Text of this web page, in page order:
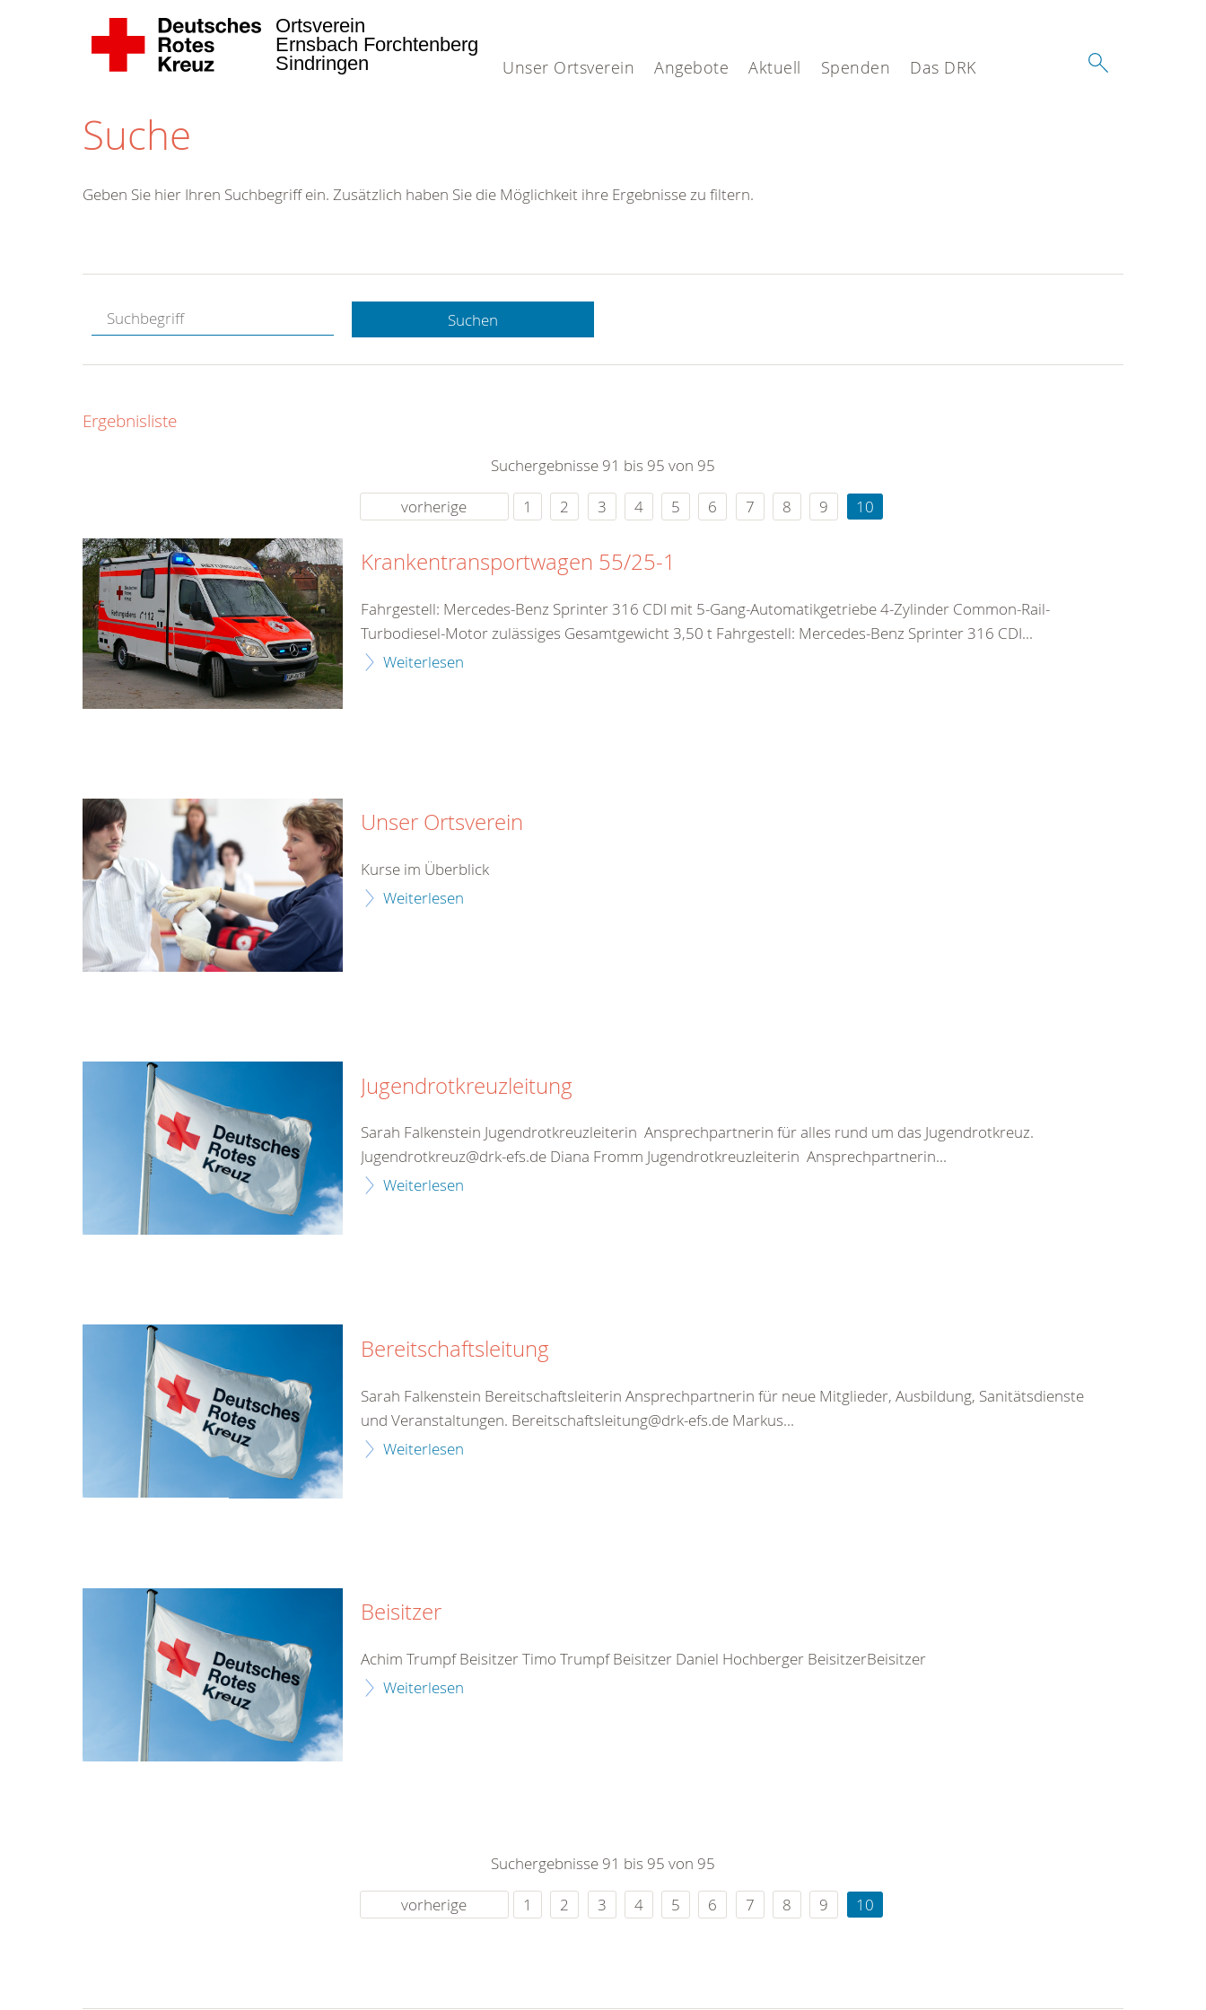
Unser Ortsverein Angebote Aktuell Spenden Das DRK
Ortsverein
Ernsbach Forchtenberg
Sindringen
Suche
Hotline.
gerne.
rund um die Uhr
Geben Sie hier Ihren Suchbegriff ein. Zusätzlich haben Sie die Möglichkeit ihre Ergebnisse zu filtern.
Suchen
Ergebnisliste
Suchergebnisse 91 bis 95 von 95
vorherige
1 2 3 4 5 6 7 8 9 10
Krankentransportwagen 55/25-1
Fahrgestell: Mercedes-Benz Sprinter 316 CDI mit 5-Gang-Automatikgetriebe 4-Zylinder Common-Rail-
Turbodiesel-Motor zulässiges Gesamtgewicht 3,50 t Fahrgestell: Mercedes-Benz Sprinter 316 CDI...
Weiterlesen
Unser Ortsverein
Kurse im Überblick
Weiterlesen
Jugendrotkreuzleitung
Sarah Falkenstein Jugendrotkreuzleiterin Ansprechpartnerin für alles rund um das Jugendrotkreuz.
Jugendrotkreuz@drk-efs.de Diana Fromm Jugendrotkreuzleiterin Ansprechpartnerin...
Weiterlesen
Bereitschaftsleitung
Sarah Falkenstein Bereitschaftsleiterin Ansprechpartnerin für neue Mitglieder, Ausbildung, Sanitätsdienste
und Veranstaltungen. Bereitschaftsleitung@drk-efs.de Markus...
Weiterlesen
Beisitzer
Achim Trumpf Beisitzer Timo Trumpf Beisitzer Daniel Hochberger BeisitzerBeisitzer
Weiterlesen
Suchergebnisse 91 bis 95 von 95
vorherige
1 2 3 4 5 6 7 8 9 10